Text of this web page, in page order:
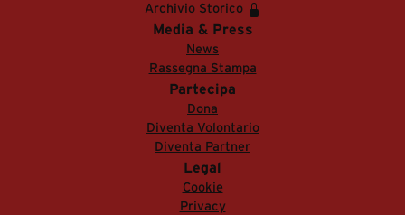
Archivio Storico
Media & Press
News
Rassegna Stampa
Partecipa
Dona
Diventa Volontario
Diventa Partner
Legal
Cookie
Privacy